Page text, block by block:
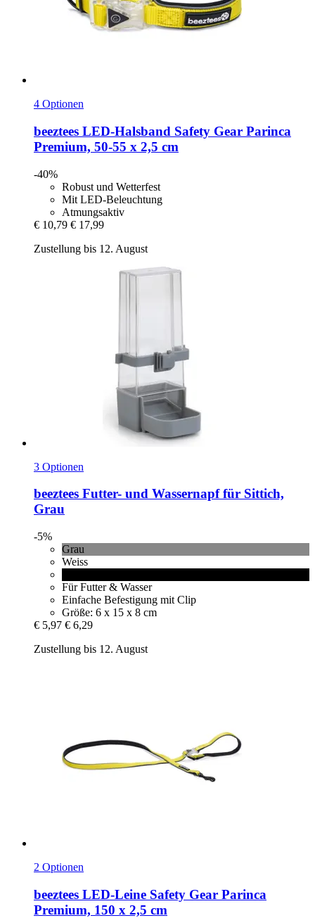
4 Optionen
beeztees LED-​Halsband Safety Gear Parinca
Premium, 50-​55 x 2,5 cm
-40%
Robust und Wetterfest
Mit LED-Beleuchtung
Atmungsaktiv
€ 10,79 € 17,99
Zustellung bis 12. August
3 Optionen
beeztees Futter-​ und Wassernapf für Sittich,
Grau
-5%
Grau
Weiss
Für Futter & Wasser
Einfache Befestigung mit Clip
Größe: 6 x 15 x 8 cm
€ 5,97 € 6,29
Zustellung bis 12. August
2 Optionen
beeztees LED-​Leine Safety Gear Parinca
Premium, 150 x 2,5 cm